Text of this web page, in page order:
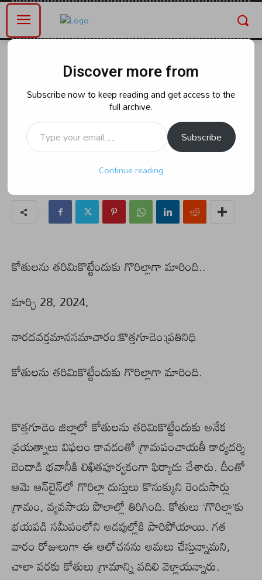
కోతులను తరిమికొట్టేందుకు గొరిల్లాగా
మారింది..
naradanews.in Thursday, March 28, 2024 9:55 am
కోతులను తరిమికొట్టేందుకు గొరిల్లాగా మారింది..
మార్చి 28, 2024,
నారదవర్తమానసమాచారం:కొత్తగూడెం:ప్రతినిధి
కోతులను తరిమికొట్టేందుకు గొరిల్లాగా మారింది.
కొత్తగూడెం జిల్లాలో కోతులను తరిమికొట్టేందుకు అనేక
ప్రయత్నాలు విఫలం కావడంతో గ్రామపంచాయతీ కార్యదర్శి
బెందాడి భవానీకి లిఖితపూర్వకంగా ఫిర్యాదు చేశారు. దీంతో
ఆమె ఆన్‌లైన్‌లో గొరిల్లా దుస్తులు కొనుక్కుని రెండుసార్లు
గ్రామం, వ్యవసాయ పొలాల్లో తిరిగింది. కోతులు ‘గొరిల్లా’కు
భయపడి సమీపంలోని అడవుల్లోకి పారిపోయాయి. గత
వారం రోజులుగా ఈ ఆలోచనను అమలు చేస్తున్నామని,
చాలా వరకు కోతులు గ్రామాన్ని వదిలి వెళ్లాయన్నారు.
Discover more from
Subscribe now to keep reading and get access to the
full archive.
Type your email…
Subscribe
Continue reading